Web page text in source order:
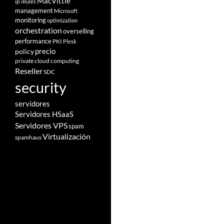
management Microsoft
monitoringoptimization
orchestrationoverselling
performance PKI Plesk
policyprecio
private cloud computing
ResellerSDC
security
servidores
Servidores HSaaS
Servidores VPSspam
spamhausVirtualización